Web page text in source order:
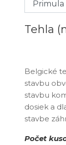
Tehla
Belgické
stavbu
stavbu
dosiek a
stavbe
Počet